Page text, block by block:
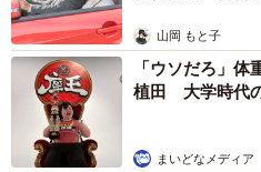
規約違反になるという話も見
いう行為が、単に善意や思い
り、安易に譲らないように、
と思います」（さぼなすさん）
山岡 もと子
「ウソだろ」
植田 大学時代
まいどなメディア